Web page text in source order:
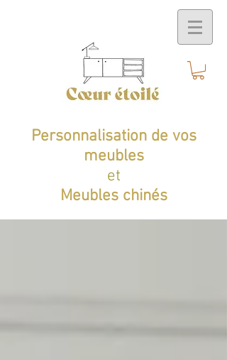
Personnalisation de vos
meubles
et
Meubles chinés